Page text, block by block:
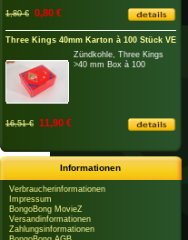
1,80 € 0,80 €
Three Kings 40mm Karton à 100 Stück VE
Zündkohle, Three Kings
>40 mm Box à 100
16,51 € 11,90 €
Informationen
Verbraucherinformationen
Impressum
BongoBong MovieZ
Versandinformationen
Zahlungsinformationen